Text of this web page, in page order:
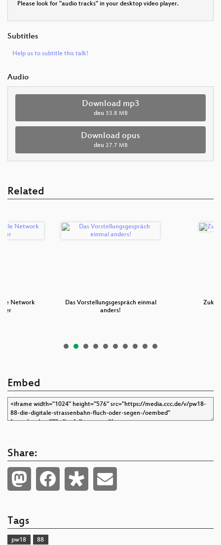
Please look for "audio tracks" in your desktop video player.
Subtitles
Help us to subtitle this talk!
Audio
Download mp3
deu 33.8 MB
Download opus
deu 27.7 MB
Related
Network
Das Vorstellungsgespräch einmal
anders!
Embed
Share:
Tags
pw18 88